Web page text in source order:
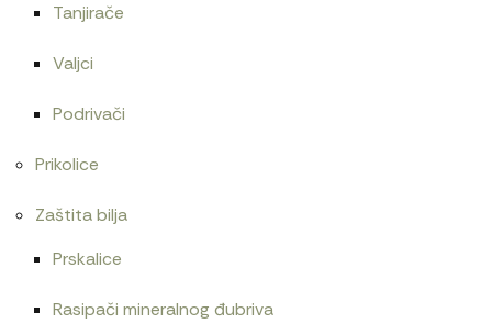
Tanjirače
Valjci
Podrivači
Prikolice
Zaštita bilja
Prskalice
Rasipači mineralnog đubriva